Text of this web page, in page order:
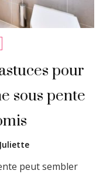
pour
sous pente
Juliette
peut sembler